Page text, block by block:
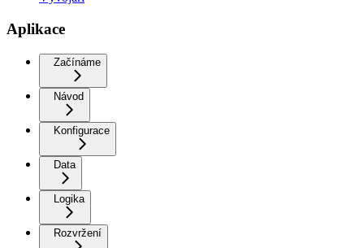
Aplikace
Začínáme
Návod
Konfigurace
Data
Logika
Rozvržení